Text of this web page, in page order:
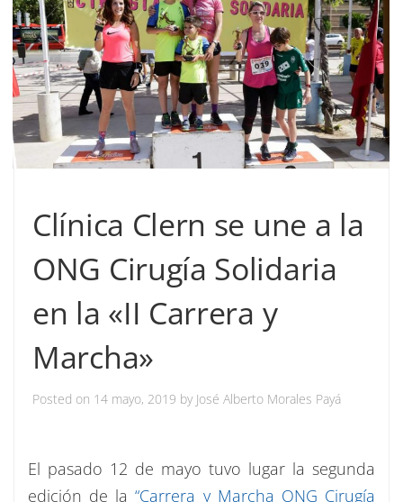
Clínica Clern se une a la
ONG Cirugía Solidaria
en la «II Carrera y
Marcha»
Posted on 14 mayo, 2019 by José Alberto Morales Payá
El pasado 12 de mayo tuvo lugar la segunda
edición de la“Carrera y Marcha ONG Cirugía